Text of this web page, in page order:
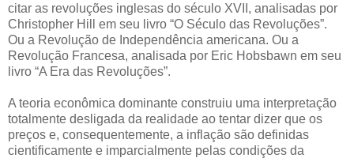
citar as revoluções inglesas do século XVII, analisadas por
Christopher Hill em seu livro “O Século das Revoluções”.
Ou a Revolução de Independência americana. Ou a
Revolução Francesa, analisada por Eric Hobsbawn em seu
livro “A Era das Revoluções”.
A teoria econômica dominante construiu uma interpretação
totalmente desligada da realidade ao tentar dizer que os
preços e, consequentemente, a inflação são definidas
cientificamente e imparcialmente pelas condições da